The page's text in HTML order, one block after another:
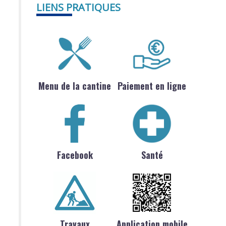
LIENS PRATIQUES
Menu de la cantine Paiement en ligne
Facebook Santé